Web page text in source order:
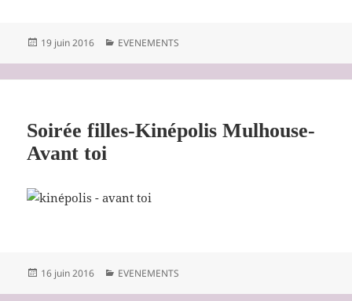
Publié
19 juin 2016 Catégories
EVENEMENTS
Soirée filles-Kinépolis Mulhouse-
Avant toi
Publié
16 juin 2016 Catégories
EVENEMENTS